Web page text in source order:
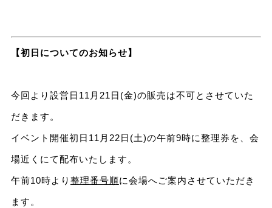
【初日についてのお知らせ】
今回より設営日11月21日(金)の販売は不可とさせていた
だきます。
イベント開催初日11月22日(土)の午前9時に整理券を、会
場近くにて配布いたします。
午前10時より 整理番号順に会場へご案内させていただき
ます。